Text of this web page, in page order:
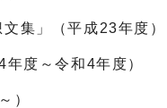
集」（平成23年度）
度～令和4年度）
）